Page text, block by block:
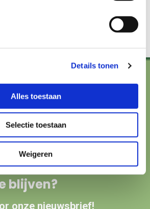
Details tonen
Alles toestaan
Selectie toestaan
Weigeren
600
blijven?
onze nieuwsbrief!